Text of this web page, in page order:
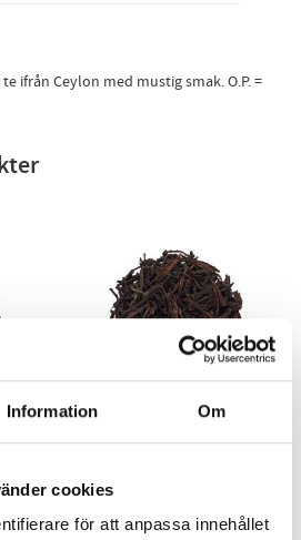
Information Om
cookies
för att anpassa innehållet
ifrån Ceylon med mustig smak. O.P. =
Ceylon Nuwara Eliya
Ceylon. Friskt och aromatiskt.
125KR